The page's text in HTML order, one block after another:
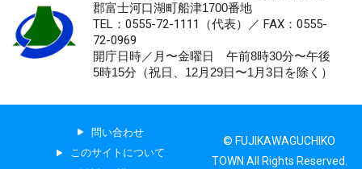
郡富士河口湖町船津1700番地
TEL：0555-72-1111 （代表）／ FAX：0555-
72-0969
開庁日時／月〜金曜日 午前8時30分〜午後
5時15分（祝日、12月29日〜1月3日を除く）
問い合わせ
このサイトについて
© FUJIKAWAGUCHIKO
TOWN All Rights Reserved.